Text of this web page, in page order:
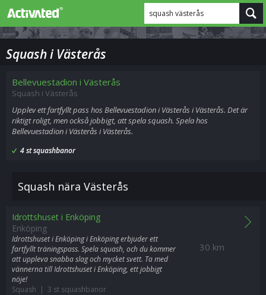
squash västerås
Squash i Västerås
Bellevuestadion i Västerås
Squash i Västerås
Upplev ett fartfyllt pass hos Bellevuestadion i Västerås i Västerås. Det är
riktigt roligt, men också jobbigt, att spela squash. Spela hos
Bellevuestadion i Västerås i Västerås.
4 st squashbanor
Squash nära Västerås
30 km
Idrottshuset i Enköping
Enköping
Idrottshuset i Enköping i Enköping erbjuder ett
fartfyllt träningspass. Spela squash, och du kommer
att uppleva snabba slag och mycket svett. Ta med
vännerna till Idrottshuset i Enköping, ett jobbigt
nöje!
Squash | 3 st squashbanor